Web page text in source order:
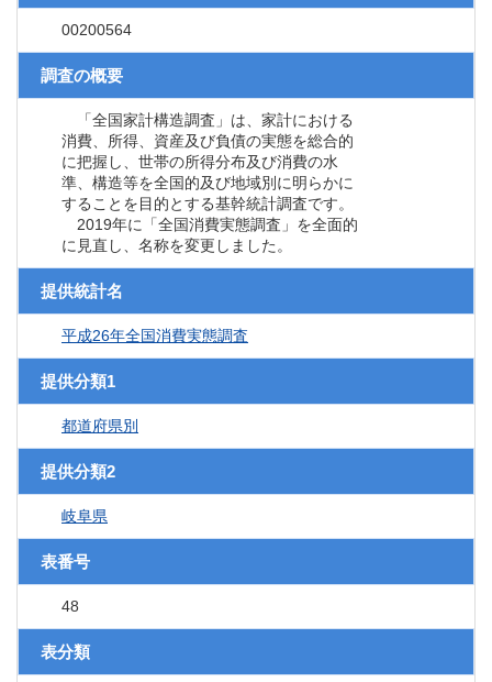
00200564
調査の概要
「全国家計構造調査」は、家計における
消費、所得、資産及び負債の実態を総合的
に把握し、世帯の所得分布及び消費の水
準、構造等を全国的及び地域別に明らかに
することを目的とする基幹統計調査です。
2019年に「全国消費実態調査」を全面的
に見直し、名称を変更しました。
提供統計名
平成26年全国消費実態調査
提供分類1
都道府県別
提供分類2
岐阜県
表番号
48
表分類